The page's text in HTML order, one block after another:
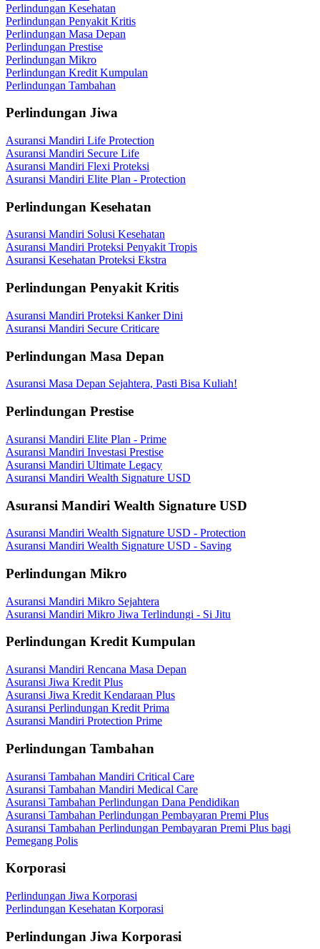
Perlindungan Kesehatan
Perlindungan Penyakit Kritis
Perlindungan Masa Depan
Perlindungan Prestise
Perlindungan Mikro
Perlindungan Kredit Kumpulan
Perlindungan Tambahan
Perlindungan Jiwa
Asuransi Mandiri Life Protection
Asuransi Mandiri Secure Life
Asuransi Mandiri Flexi Proteksi
Asuransi Mandiri Elite Plan - Protection
Perlindungan Kesehatan
Asuransi Mandiri Solusi Kesehatan
Asuransi Mandiri Proteksi Penyakit Tropis
Asuransi Kesehatan Proteksi Ekstra
Perlindungan Penyakit Kritis
Asuransi Mandiri Proteksi Kanker Dini
Asuransi Mandiri Secure Criticare
Perlindungan Masa Depan
Asuransi Masa Depan Sejahtera, Pasti Bisa Kuliah!
Perlindungan Prestise
Asuransi Mandiri Elite Plan - Prime
Asuransi Mandiri Investasi Prestise
Asuransi Mandiri Ultimate Legacy
Asuransi Mandiri Wealth Signature USD
Asuransi Mandiri Wealth Signature USD
Asuransi Mandiri Wealth Signature USD - Protection
Asuransi Mandiri Wealth Signature USD - Saving
Perlindungan Mikro
Asuransi Mandiri Mikro Sejahtera
Asuransi Mandiri Mikro Jiwa Terlindungi - Si Jitu
Perlindungan Kredit Kumpulan
Asuransi Mandiri Rencana Masa Depan
Asuransi Jiwa Kredit Plus
Asuransi Jiwa Kredit Kendaraan Plus
Asuransi Perlindungan Kredit Prima
Asuransi Mandiri Protection Prime
Perlindungan Tambahan
Asuransi Tambahan Mandiri Critical Care
Asuransi Tambahan Mandiri Medical Care
Asuransi Tambahan Perlindungan Dana Pendidikan
Asuransi Tambahan Perlindungan Pembayaran Premi Plus
Asuransi Tambahan Perlindungan Pembayaran Premi Plus bagi
Pemegang Polis
Korporasi
Perlindungan Jiwa Korporasi
Perlindungan Kesehatan Korporasi
Perlindungan Jiwa Korporasi